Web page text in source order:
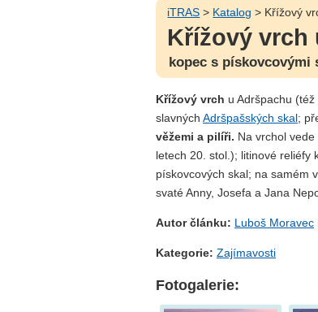
iTRAS > Katalog > Křížový
Křížový vrch
kopec s pískovcovými
Křížový vrch u Adršpachu (též
slavných Adršpašských skal;
věžemi a pilíři. Na vrchol vede
letech 20. stol.); litinové reliéfy
pískovcových skal; na samém
svaté Anny, Josefa a Jana
Autor článku: Luboš Moravec
Kategorie: Zajímavosti
Fotogalerie: